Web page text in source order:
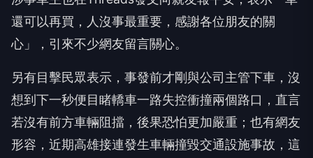
還可以再買，人沒事最重要，感謝各位朋友的關
心」，引來不少網友留言關心。
另有目擊民眾表示，事發前才剛與公司主管下車，沒
想到下一秒便目睹轎車一路失控衝撞兩個路口，直言
若沒有前方車輛阻擋，後果恐怕更加嚴重；也有網友
形容，近期高雄接連發生車輛撞毀交通設施事故，這